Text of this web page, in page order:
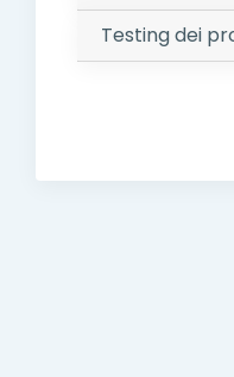
Testing dei